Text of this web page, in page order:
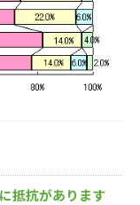
抵抗があります